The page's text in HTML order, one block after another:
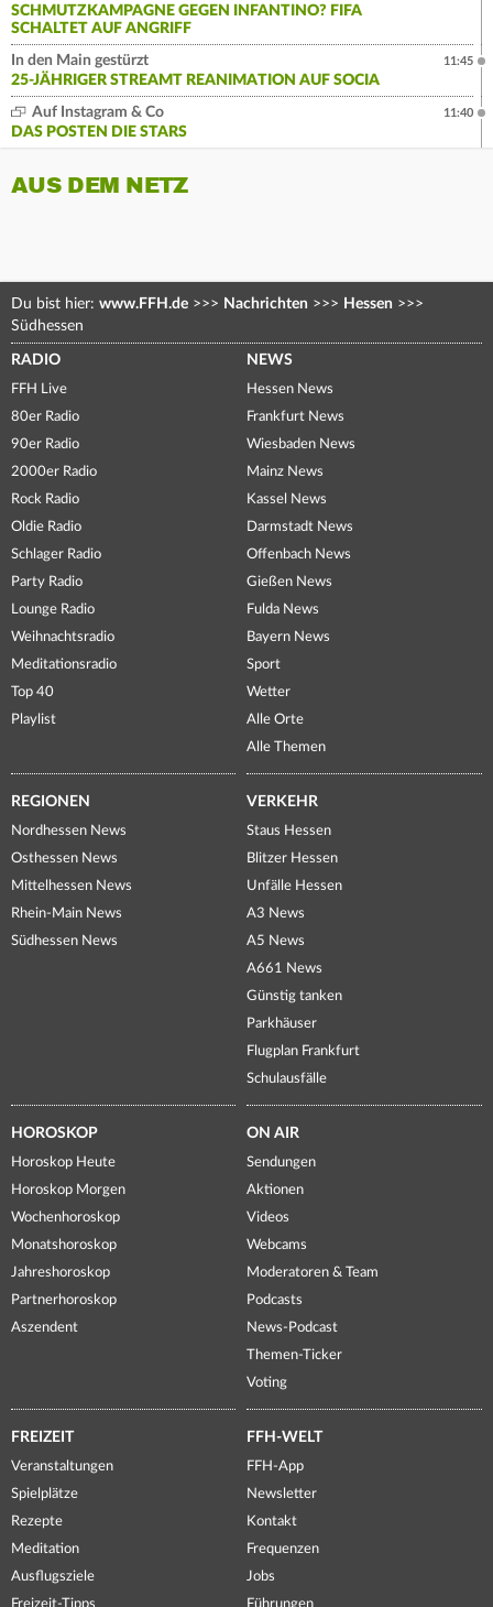
SCHMUTZKAMPAGNE GEGEN INFANTINO? FIFA
SCHALTET AUF ANGRIFF
In den Main gestürzt
25-JÄHRIGER STREAMT REANIMATION AUF SOCIA
11:45
Auf Instagram & Co
DAS POSTEN DIE STARS
11:40
AUS DEM NETZ
Du bist hier: www.FFH.de >>> Nachrichten >>> Hessen >>>
Südhessen
RADIO
FFH Live
80er Radio
90er Radio
2000er Radio
Rock Radio
Oldie Radio
Schlager Radio
Party Radio
Lounge Radio
Weihnachtsradio
Meditationsradio
Top 40
Playlist
NEWS
Hessen News
Frankfurt News
Wiesbaden News
Mainz News
Kassel News
Darmstadt News
Offenbach News
Gießen News
Fulda News
Bayern News
Sport
Wetter
Alle Orte
Alle Themen
REGIONEN
Nordhessen News
Osthessen News
Mittelhessen News
Rhein-Main News
Südhessen News
VERKEHR
Staus Hessen
Blitzer Hessen
Unfälle Hessen
A3 News
A5 News
A661 News
Günstig tanken
Parkhäuser
Flugplan Frankfurt
Schulausfälle
HOROSKOP
Horoskop Heute
Horoskop Morgen
Wochenhoroskop
Monatshoroskop
Jahreshoroskop
Partnerhoroskop
Aszendent
ON AIR
Sendungen
Aktionen
Videos
Webcams
Moderatoren & Team
Podcasts
News-Podcast
Themen-Ticker
Voting
FREIZEIT
Veranstaltungen
Spielplätze
Rezepte
Meditation
Ausflugsziele
FFH-WELT
FFH-App
Newsletter
Kontakt
Frequenzen
Jobs